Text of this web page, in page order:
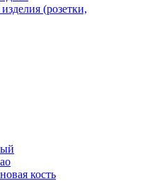
(розетки,
кость